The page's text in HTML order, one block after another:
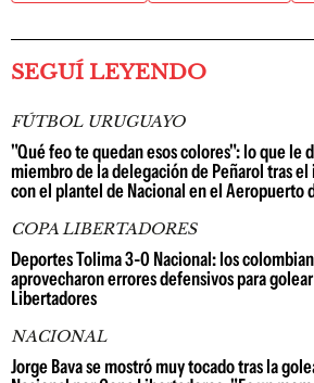
SEGUÍ LEYENDO
FÚTBOL URUGUAYO
"Qué feo te quedan esos colores": lo que le
miembro de la delegación de Peñarol tras
con el plantel de Nacional en el Aeropuerto
COPA LIBERTADORES
Deportes Tolima 3-0 Nacional: los
aprovecharon errores defensivos para
Libertadores
NACIONAL
Jorge Bava se mostró muy tocado tras la